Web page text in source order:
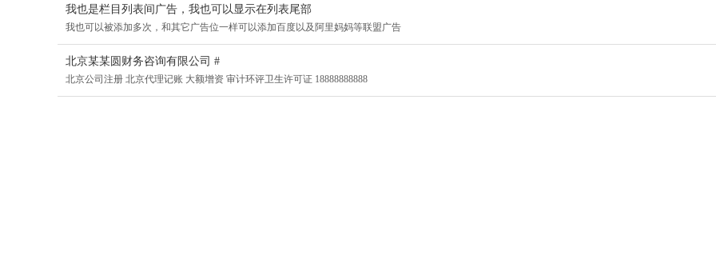
我也是栏目列表间广告，我也可以显示在列表尾部
我也可以被添加多次，和其它广告位一样可以添加百度以及阿里妈妈等联盟广告
北京某某圆财务咨询有限公司 #
北京公司注册 北京代理记账 大额增资 审计环评卫生许可证 18888888888